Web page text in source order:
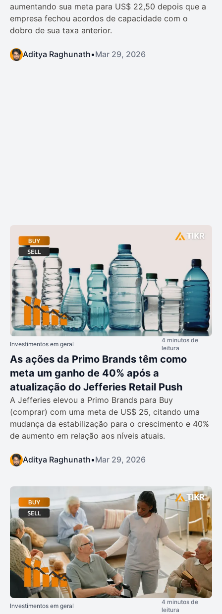
aumentando sua meta para US$ 22,50 depois que a
empresa fechou acordos de capacidade com o
dobro de sua taxa anterior.
Aditya Raghunath•Mar 29, 2026
Investimentos em geral
4 minutos de
leitura
As ações da Primo Brands têm como
meta um ganho de 40% após a
atualização do Jefferies Retail Push
A Jefferies elevou a Primo Brands para Buy
(comprar) com uma meta de US$ 25, citando uma
mudança da estabilização para o crescimento e 40%
de aumento em relação aos níveis atuais.
Aditya Raghunath•Mar 29, 2026
Investimentos em geral
4 minutos de
leitura